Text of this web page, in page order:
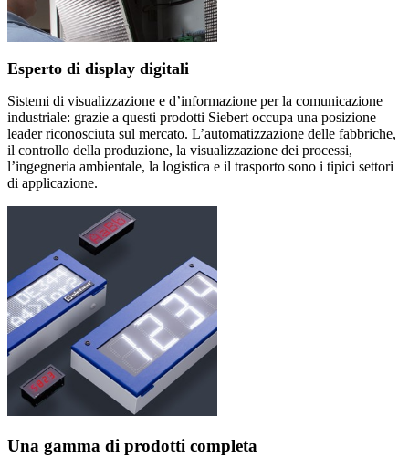
Esperto di display digitali
Sistemi di visualizzazione e d’informazione per la comunicazione
industriale: grazie a questi prodotti Siebert occupa una posizione
leader riconosciuta sul mercato. L’automatizzazione delle fabbriche,
il controllo della produzione, la visualizzazione dei processi,
l’ingegneria ambientale, la logistica e il trasporto sono i tipici settori
di applicazione.
Una gamma di prodotti completa